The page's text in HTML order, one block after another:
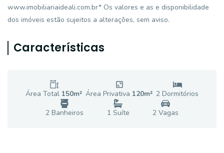
www.imobiliariaideali.com.br* Os valores e as e disponibilidade
dos imóveis estão sujeitos a alterações, sem aviso.
Características
Área Total 150m² Área Privativa 120m² 2 Dormitórios
2 Banheiros 1 Suíte 2Vagas